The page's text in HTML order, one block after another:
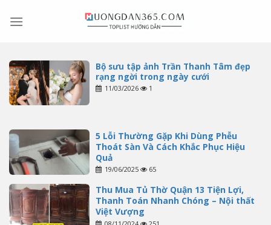
Bộ sưu tập ảnh Trần Thanh Tâm đẹp
rạng ngời trong ngày cưới
11/03/2026 1
5 Lỗi Thường Gặp Khi Dùng Phễu
Thoát Sàn Và Cách Khắc Phục Hiệu
Quả
19/06/2025 65
Thu Mua Tủ Thờ Quận 13 Tiện Lợi,
Thanh Toán Nhanh Chóng – Nội thất
Việt Vượng